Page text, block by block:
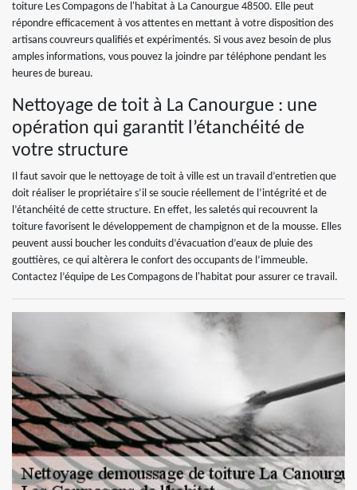
toiture Les Compagons de l'habitat à La Canourgue 48500. Elle peut
répondre efficacement à vos attentes en mettant à votre disposition des
artisans couvreurs qualifiés et expérimentés. Si vous avez besoin de plus
amples informations, vous pouvez la joindre par téléphone pendant les
heures de bureau.
Nettoyage de toit à La Canourgue : une
opération qui garantit l’étanchéité de
votre structure
Il faut savoir que le nettoyage de toit à ville est un travail d’entretien que
doit réaliser le propriétaire s’il se soucie réellement de l’intégrité et de
l’étanchéité de cette structure. En effet, les saletés qui recouvrent la
toiture favorisent le développement de champignon et de la mousse. Elles
peuvent aussi boucher les conduits d’évacuation d’eaux de pluie des
gouttières, ce qui altèrera le confort des occupants de l’immeuble.
Contactez l’équipe de Les Compagons de l'habitat pour assurer ce travail.